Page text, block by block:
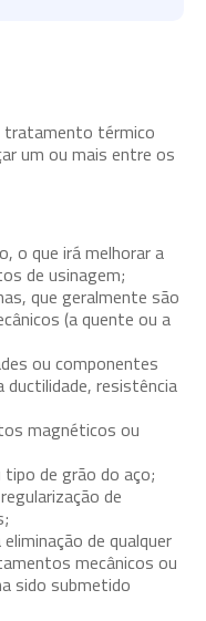
tratamento térmico
um ou mais entre os
o que irá melhorar a
de usinagem;
que geralmente são
(a quente ou a
ou componentes
ductilidade, resistência
magnéticos ou
de grão do aço;
de
de qualquer
mecânicos ou
sido submetido